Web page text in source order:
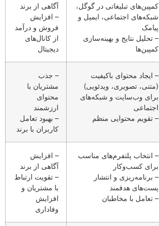
کمپین‌های تبلیغاتی در گوگل،
شبکه‌های اجتماعی، ایمیل و
پیامک
– تحلیل نتایج و بهینه‌سازی
کمپین‌ها
آگاهی از برند
– افزایش
فروش و درآمد
از کانال‌های
دیجیتال
– ایجاد محتوای باکیفیت
(متنی، تصویری، ویدئویی)
برای وب‌سایت و شبکه‌های
اجتماعی
– تقویم محتوایی منظم
– جذب
مشتریان با
محتوای
ارزشمند
– بهبود تعامل
کاربران با برند
– انتخاب پلتفرم‌های مناسب
برای کسب‌وکار
– برنامه‌ریزی و انتشار
پست‌های هدفمند
– تعامل با مخاطبان
– افزایش
آگاهی از برند
– تقویت ارتباط
با مشتریان و
افزایش
وفاداری